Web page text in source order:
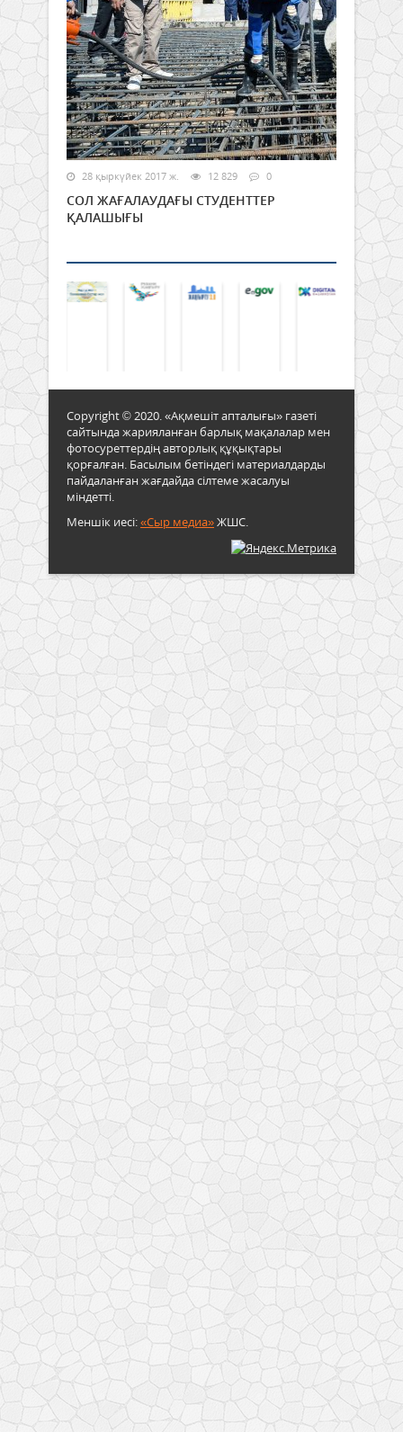
28 қыркүйек 2017 ж. 12 829 0
СОЛ ЖАҒАЛАУДАҒЫ СТУДЕНТТЕР
ҚАЛАШЫҒЫ
Copyright © 2020. «Ақмешіт апталығы» газеті
сайтында жарияланған барлық мақалалар мен
фотосуреттердің авторлық құқықтары
қорғалған. Басылым бетіндегі материалдарды
пайдаланған жағдайда сілтеме жасалуы
міндетті.
Меншік иесі:«Сыр медиа»ЖШС.